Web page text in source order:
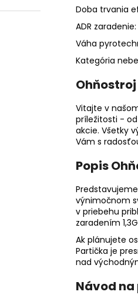
Doba trvania
ADR zaradenie:
Váha
Kategória
Vitajte v
príležitosti -
akcie. Všetky
Vám s
Popis
výnimočnom
v priebehu
zaradením
Ak plánujete
Partička je
nad
Návod